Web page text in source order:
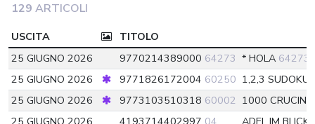
129 ARTICOLI
USCITA
TITOLO
25 GIUGNO 2026
9770214389000 64273 * HOLA 64273
25 GIUGNO 2026
9771826172004 60250 1,2,3 SUDOKU
25 GIUGNO 2026
9773103510318 60002 1000
25 GIUGNO 2026
4193714402997 04 ADEL IM BLICK